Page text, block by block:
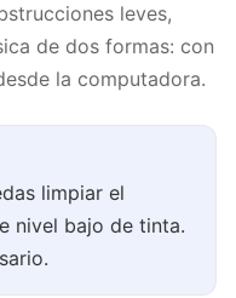
leves,
de dos formas: con
la computadora.
limpiar el
nivel bajo de tinta.